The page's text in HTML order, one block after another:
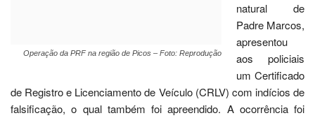
o qual também foi apreendido. A ocorrência foi encaminhada à
Delegacia de Polícia Civil de Jaicós, onde o caso deverá ser
investigado. Também na manhã da última sexta-feira (26), na
altura do km 36 da BR 230, município de Fronteiras, um homem
de 38 anos foi preso conduzindo uma motocicleta HONDA/
CBX 150 AERO com adulterações em elementos de
identificação e com ocorrência deroubo/furto registrado em São